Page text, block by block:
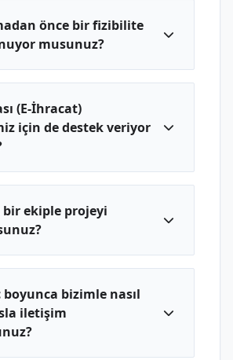
önce bir fizibilite
musunuz?
(E-İhracat)
için de destek veriyor
ekiple projeyi
boyunca bizimle nasıl
iletişim